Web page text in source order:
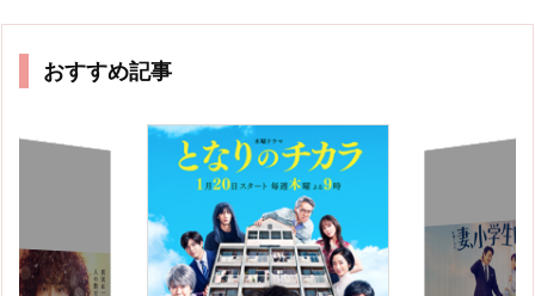
おすすめ記事